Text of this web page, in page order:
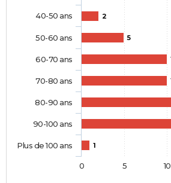
2
5
1
40-50 ans
50-60 ans
60-70 ans
70-80 ans
80-90 ans
90-100 ans
Plus de 100 ans
0 5 10